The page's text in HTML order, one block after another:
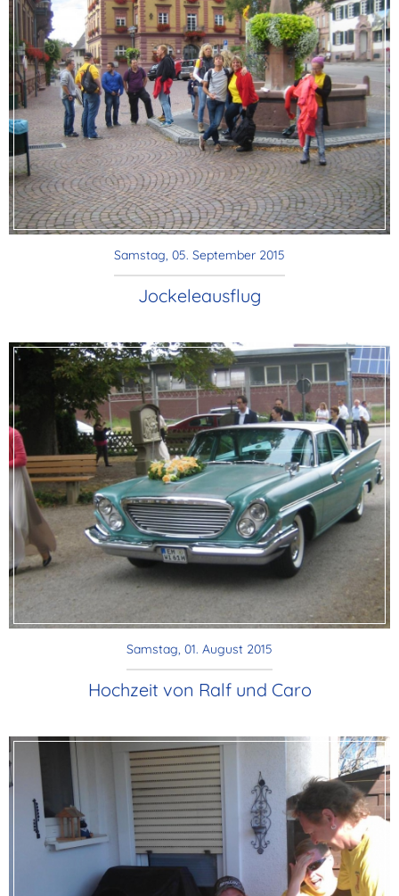
Samstag, 05. September 2015
Jockeleausflug
Samstag, 01. August 2015
Hochzeit von Ralf und Caro